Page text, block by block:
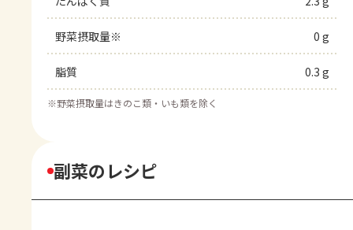
野菜摂取量※ 0 g
脂質 0.3 g
※野菜摂取量はきのこ類・いも類を除く
副菜のレシピ